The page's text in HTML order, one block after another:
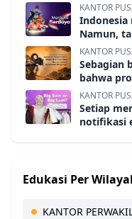
KANTOR
Indonesia
Namun,
KANTOR
Sebagian
bahwa
KANTOR
Setiap
notifikasi
Edukasi Per
KANTOR